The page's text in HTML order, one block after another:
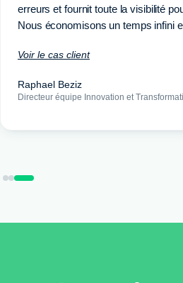
erreurs et fournit toute la visibilité
Nous économisons un temps infini
Voir le cas client
Raphael Beziz
Directeur équipe Innovation et